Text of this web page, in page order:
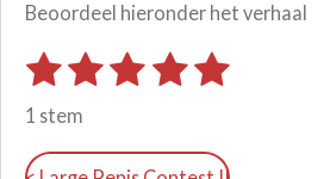
Beoordeel hieronder het verhaal
R
i
1
s
t
2
s
t
3
t
4
t
5
t
S
e
1 stem